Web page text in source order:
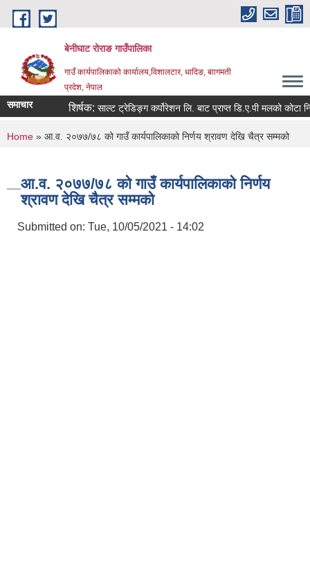
Skip to main content
बेनीघाट रोराङ गाउँपालिका
गाउँ कार्यपालिकाको कार्यालय,विशालटार, धादिङ, बाागमती
प्रदेश, नेपाल
समाचार साल्ट ट्रेडिङ्ग कर्पोरेशन लि. बाट प्राप्त डि.ए.पी मलको कोटा निर्धारण
You are here
Home » आ.व. २०७७/७८ को गाउँ कार्यपालिकाको निर्णय श्रावण देखि चैत्र सम्मको
आ.व. २०७७/७८ को गाउँ कार्यपालिकाको निर्णय
श्रावण देखि चैत्र सम्मको
Submitted on: Tue, 10/05/2021 - 14:02